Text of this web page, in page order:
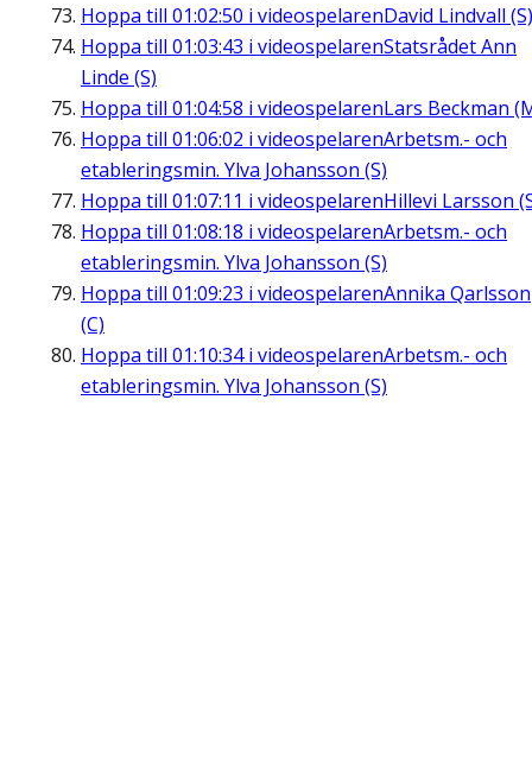
Hoppa till 01:02:50 i videospelarenDavid Lindvall (S)
Hoppa till 01:03:43 i videospelarenStatsrådet Ann
Linde (S)
Hoppa till 01:04:58 i videospelarenLars Beckman
Hoppa till 01:06:02 i videospelarenArbetsm.- och
etableringsmin. Ylva Johansson (S)
Hoppa till 01:07:11 i videospelarenHillevi Larsson
Hoppa till 01:08:18 i videospelarenArbetsm.- och
etableringsmin. Ylva Johansson (S)
Hoppa till 01:09:23 i videospelarenAnnika Qarlsson
(C)
Hoppa till 01:10:34i videospelarenArbetsm.- och
etableringsmin. Ylva Johansson (S)